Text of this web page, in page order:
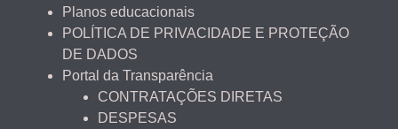
Planos educacionais
POLÍTICA DE PRIVACIDADE E PROTEÇÃO
DE DADOS
Portal da Transparência
CONTRATAÇÕES DIRETAS
DESPESAS